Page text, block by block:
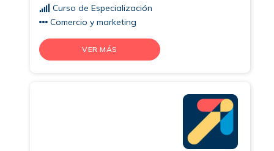
Curso de Especialización
Comercio y marketing
VER MÁS